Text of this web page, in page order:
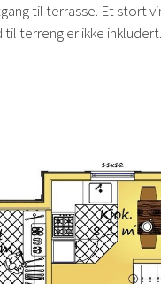
til terrasse. Et stort
terreng er ikke inkludert.